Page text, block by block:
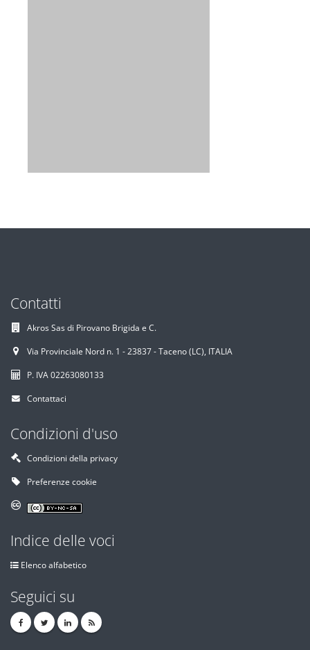
Contatti
Akros Sas di Pirovano Brigida e C.
Via Provinciale Nord n. 1 - 23837 - Taceno (LC), ITALIA
P. IVA 02263080133
Contattaci
Condizioni d'uso
Condizioni della privacy
Preferenze cookie
Indice delle voci
Elenco alfabetico
Seguici su